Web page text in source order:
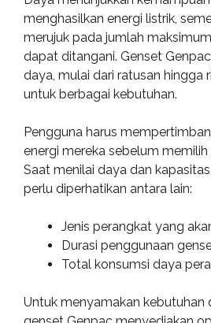
menghasilkan energi listrik,
merujuk pada jumlah
dapat ditangani. Genset
daya, mulai dari ratusan hingga
untuk berbagai kebutuhan.
Pengguna harus
energi mereka sebelum
Saat menilai daya dan
perlu diperhatikan antara lain:
Jenis perangkat yang
Durasi penggunaan
Total konsumsi daya
Untuk menyamakan kebutuhan